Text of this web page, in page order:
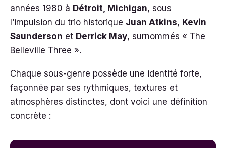
années 1980 à Détroit, Michigan, sous
l’impulsion du trio historique Juan Atkins, Kevin
Saunderson et Derrick May, surnommés « The
Belleville Three ».
Chaque sous-genre possède une identité forte,
façonnée par ses rythmiques, textures et
atmosphères distinctes, dont voici une définition
concrète :